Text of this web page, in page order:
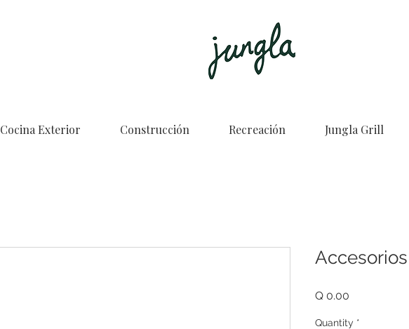
Cocina Exterior Construcción Recreación Jungla Grill
Q 0.00
Quantity *